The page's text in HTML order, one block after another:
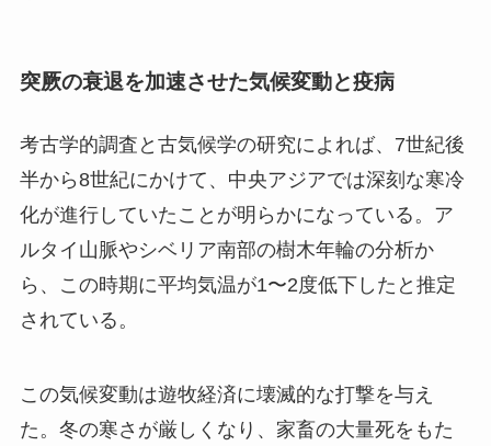
突厥の衰退を加速させた気候変動と疫病
考古学的調査と古気候学の研究によれば、7世紀後
半から8世紀にかけて、中央アジアでは深刻な寒冷
化が進行していたことが明らかになっている。ア
ルタイ山脈やシベリア南部の樹木年輪の分析か
ら、この時期に平均気温が1〜2度低下したと推定
されている。
この気候変動は遊牧経済に壊滅的な打撃を与え
た。冬の寒さが厳しくなり、家畜の大量死をもた